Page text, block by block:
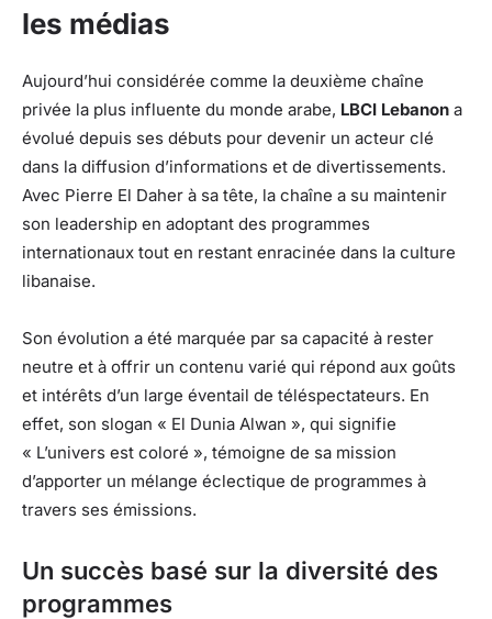
les médias
Aujourd’hui considérée comme la deuxième chaîne
privée la plus influente du monde arabe, LBCI Lebanon a
évolué depuis ses débuts pour devenir un acteur clé
dans la diffusion d’informations et de divertissements.
Avec Pierre El Daher à sa tête, la chaîne a su maintenir
son leadership en adoptant des programmes
internationaux tout en restant enracinée dans la culture
libanaise.
Son évolution a été marquée par sa capacité à rester
neutre et à offrir un contenu varié qui répond aux goûts
et intérêts d’un large éventail de téléspectateurs. En
effet, son slogan « El Dunia Alwan », qui signifie
« L’univers est coloré », témoigne de sa mission
d’apporter un mélange éclectique de programmes à
travers ses émissions.
Un succès basé sur la diversité des
programmes